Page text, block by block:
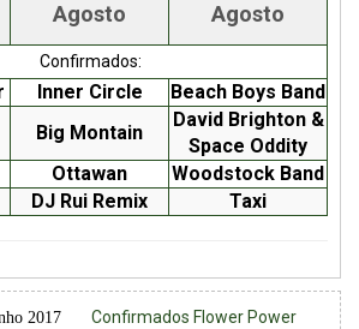
Agosto
Agosto
Confirmados:
Inner Circle
Beach Boys Band
Big Montain
David Brighton &
Space Oddity
Ottawan
Woodstock Band
DJ Rui Remix
Taxi
2017
Confirmados Flower Power